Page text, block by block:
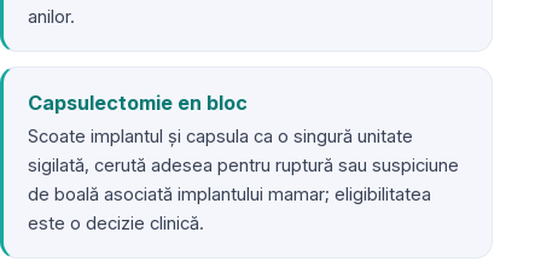
anilor.
Capsulectomie en bloc
Scoate implantul și capsula ca o singură unitate
sigilată, cerută adesea pentru ruptură sau suspiciune
de boală asociată implantului mamar; eligibilitatea
este o decizie clinică.